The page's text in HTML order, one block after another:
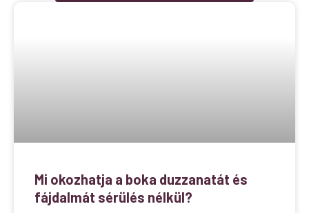
Mi okozhatja a boka duzzanatát és
fájdalmát sérülés nélkül?